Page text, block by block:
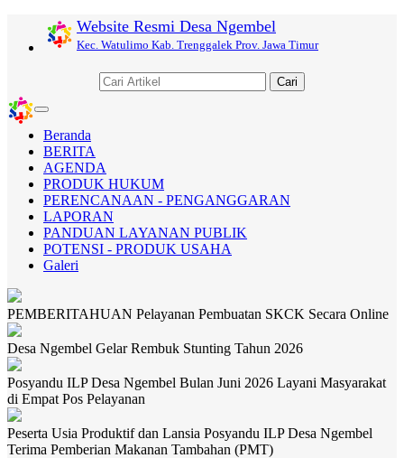
Website Resmi Desa Ngembel
Kec. Watulimo Kab. Trenggalek Prov. Jawa Timur
Cari
Toggle
navigation
Beranda
BERITA
AGENDA
PRODUK HUKUM
PERENCANAAN - PENGANGGARAN
LAPORAN
PANDUAN LAYANAN PUBLIK
POTENSI - PRODUK USAHA
Galeri
PEMBERITAHUAN Pelayanan Pembuatan SKCK Secara Online
Desa Ngembel Gelar Rembuk Stunting Tahun 2026
Posyandu ILP Desa Ngembel Bulan Juni 2026 Layani Masyarakat
di Empat Pos Pelayanan
Peserta Usia Produktif dan Lansia Posyandu ILP Desa Ngembel
Terima Pemberian Makanan Tambahan (PMT)